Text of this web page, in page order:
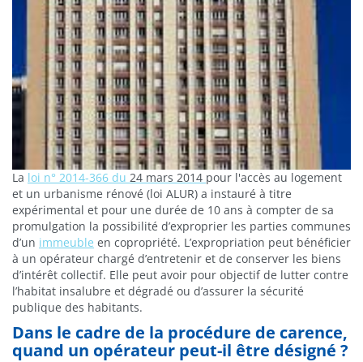
La loi n° 2014-366 du 24 mars 2014 pour l'accès au logement
et un urbanisme rénové (loi ALUR) a instauré à titre
expérimental et pour une durée de 10 ans à compter de sa
promulgation la possibilité d’exproprier les parties communes
d’un immeuble en copropriété. L’expropriation peut bénéficier
à un opérateur chargé d’entretenir et de conserver les biens
d’intérêt collectif. Elle peut avoir pour objectif de lutter contre
l’habitat insalubre et dégradé ou d’assurer la sécurité
publique des habitants.
Dans le cadre de la procédure de carence,
quand un opérateur peut-il être désigné ?